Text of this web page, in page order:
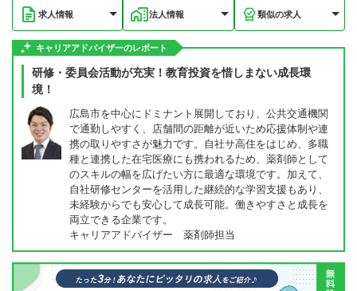
求人情報 法人情報 類似の求人
キャリアアドバイザーのレポート
研修・委員会活動が充実！教育投資を惜しまない成長環
境！
広島市を中心にドミナント展開しており、公共交通機関
で通勤しやすく、店舗間の距離が近いため応援体制や連
携の取りやすさが魅力です。自社サ高住をはじめ、多職
種と連携した在宅医療にも携われるため、薬剤師として
のスキルの幅を広げたい方に最適な環境です。加えて、
自社研修センターを活用した継続的な学習支援もあり、
未経験からでも安心して成長可能。働きやすさと成長を
両立できる企業です。
キャリアアドバイザー 薬剤師担当